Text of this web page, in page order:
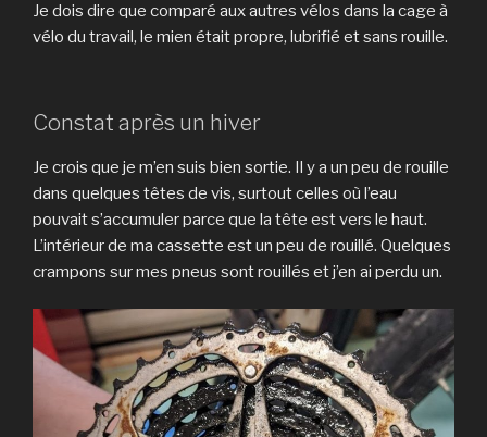
Je dois dire que comparé aux autres vélos dans la cage à
vélo du travail, le mien était propre, lubrifié et sans rouille.
Constat après un hiver
Je crois que je m’en suis bien sortie. Il y a un peu de rouille
dans quelques têtes de vis, surtout celles où l’eau
pouvait s’accumuler parce que la tête est vers le haut.
L’intérieur de ma cassette est un peu de rouillé. Quelques
crampons sur mes pneus sont rouillés et j’en ai perdu un.